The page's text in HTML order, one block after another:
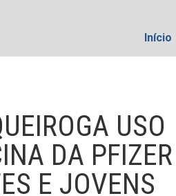
Início
USO
DA
E JOVENS